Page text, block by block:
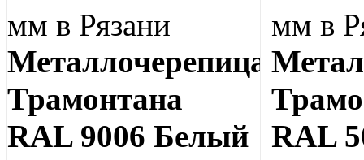
Металлочерепица
Трамонтана
RAL 9006 Белый
RAL